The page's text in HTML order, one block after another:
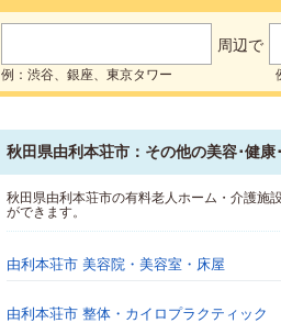
周辺で
例：渋谷、銀座、東京タワー
秋田県由利本荘市：その他の美容･健康
秋田県由利本荘市の有料老人ホーム・介護施
ができます。
由利本荘市 美容院・美容室・床屋
由利本荘市 整体・カイロプラクティック